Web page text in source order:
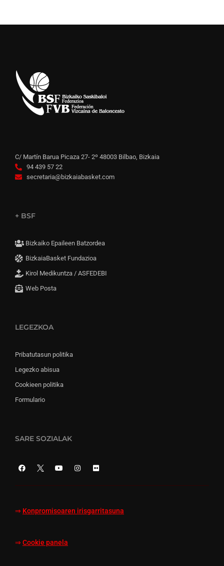
C/ Martín Barua Picaza 27- 2º 48003 Bilbao, Bizkaia
94 439 57 22
secretaria@bizkaiabasket.com
+ BSF
Bizkaiko Epaileen Batzordea
BizkaiaBasket Fundazioa
Kirol Medikuntza / ASFEDEBI
Web Posta
LEGEZKOA
Pribatutasun politika
Legezko abisua
Cookieen politika
Formulario
SARE SOZIALAK
⇒ Konpromisoaren irisgarritasuna
⇒ Cookie panela